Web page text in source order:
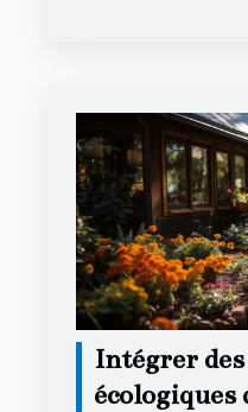
Intégrer
écologiques